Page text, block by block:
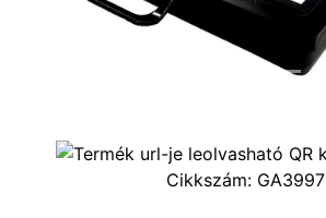
Cikkszám: GA3997